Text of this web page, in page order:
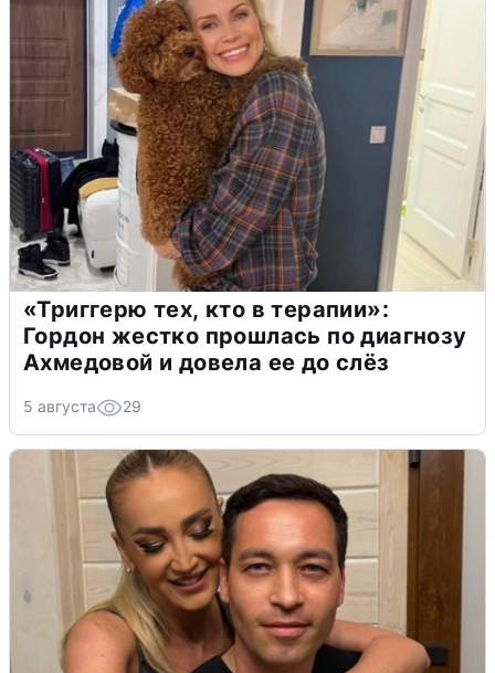
«Триггерю тех, кто в терапии»:
Гордон жестко прошлась по диагнозу
Ахмедовой и довела ее до слёз
5 августа 29